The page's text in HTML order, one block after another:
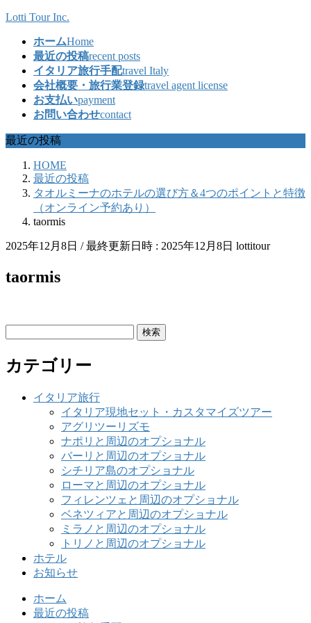
コ
ッ
プ
ナ
移
動
Lotti Tour Inc.
ホームHome
最近の投稿recent posts
イタリア旅行手配travel Italy
会社概要・旅行業登録travel agent license
お支払いpayment
お問い合わせcontact
最近の投稿
HOME
最近の投稿
タオルミーナのホテルの選び方＆4つのポイントと特徴
（オンライン予約あり）
taormis
2025年12月8日 / 最終更新日時 : 2025年12月8日 lottitour
taormis
カテゴリー
イタリア旅行
イタリア現地セット・カスタマイズツアー
アグリツーリズモ
ナポリと周辺のオプショナル
バーリと周辺のオプショナル
シチリア島のオプショナル
ローマと周辺のオプショナル
フィレンツェと周辺のオプショナル
ベネツィアと周辺のオプショナル
ミラノと周辺のオプショナル
トリノと周辺のオプショナル
ホテル
お知らせ
ホーム
最近の投稿